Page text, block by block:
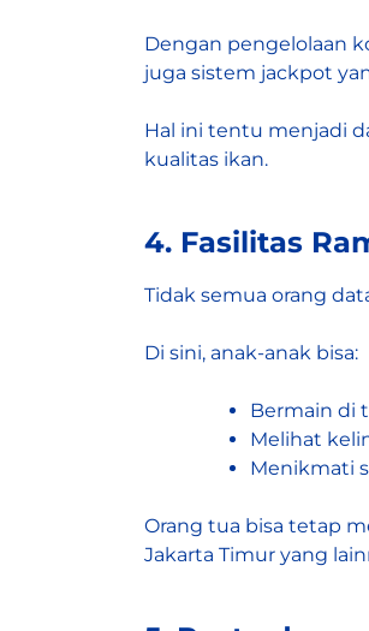
Dengan pengelolaan
juga sistem jackpot
Hal ini tentu menjadi
kualitas ikan.
4. Fasilitas
Tidak semua orang
Di sini, anak-anak bisa:
Bermain di
Melihat
Menikmati
Orang tua bisa tetap
Jakarta Timur yang